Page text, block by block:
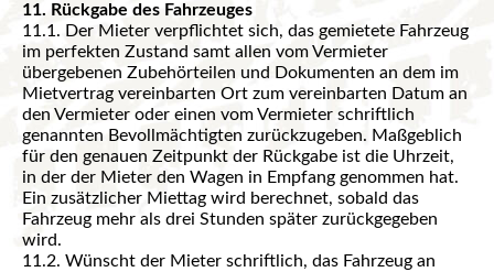
11. Rückgabe des Fahrzeuges
11.1. Der Mieter verpflichtet sich, das gemietete Fahrzeug
im perfekten Zustand samt allen vom Vermieter
übergebenen Zubehörteilen und Dokumenten an dem im
Mietvertrag vereinbarten Ort zum vereinbarten Datum an
den Vermieter oder einen vom Vermieter schriftlich
genannten Bevollmächtigten zurückzugeben. Maßgeblich
für den genauen Zeitpunkt der Rückgabe ist die Uhrzeit,
in der der Mieter den Wagen in Empfang genommen hat.
Ein zusätzlicher Miettag wird berechnet, sobald das
Fahrzeug mehr als drei Stunden später zurückgegeben
wird.
11.2. Wünscht der Mieter schriftlich, das Fahrzeug an